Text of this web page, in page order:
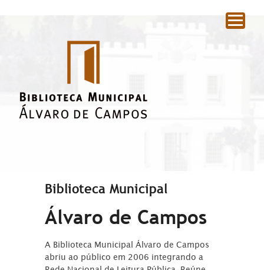
Biblioteca Municipal
Álvaro de Campos
A Biblioteca Municipal Álvaro de Campos
abriu ao público em 2006 integrando a